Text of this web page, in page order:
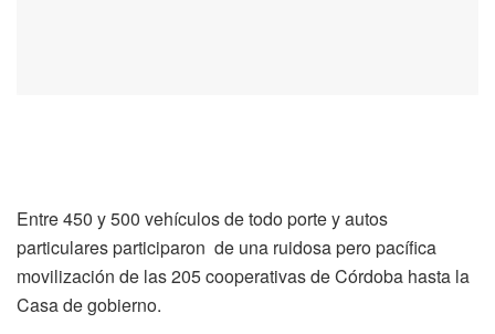
Entre 450 y 500 vehículos de todo porte y autos
particulares participaron de una ruidosa pero pacífica
movilización de las 205 cooperativas de Córdoba hasta la
Casa de gobierno.